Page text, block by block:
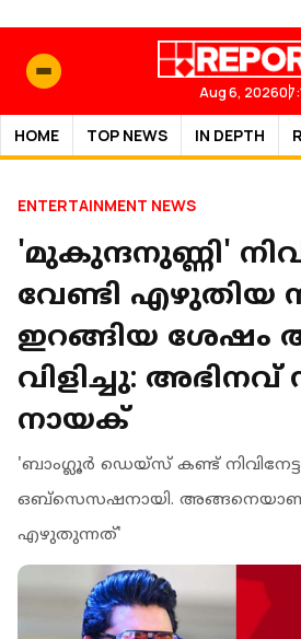
Aug 6, 2026
HOME TOP NEWS IN DEPTH
ENTERTAINMENT NEWS
'മുകുന്ദനുണ്ണി'
വേണ്ടി എഴുതിയ
ഇറങ്ങിയ ശേഷം
വിളിച്ചു: അഭിനവ്
നായക്
'ബാംഗ്ലൂർ ഡെയ്‌സ് കണ്ട്
ഒബ്‌സെസഷനായി. അങ്ങനെയാണ്
എഴുതുന്നത്'